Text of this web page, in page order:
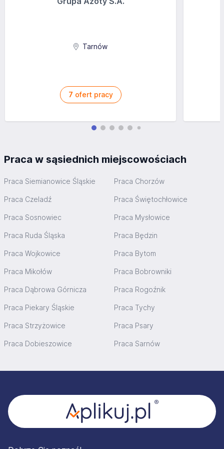
Tarnów
7 ofert pracy
Praca w sąsiednich miejscowościach
Praca Siemianowice Śląskie Praca Chorzów
Praca Czeladź Praca Świętochłowice
Praca Sosnowiec Praca Mysłowice
Praca Ruda Śląska Praca Będzin
Praca Wojkowice Praca Bytom
Praca Mikołów Praca Bobrowniki
Praca Dąbrowa Górnicza Praca Rogoźnik
Praca Piekary Śląskie Praca Tychy
Praca Strzyżowice Praca Psary
Praca Dobieszowice Praca Sarnów